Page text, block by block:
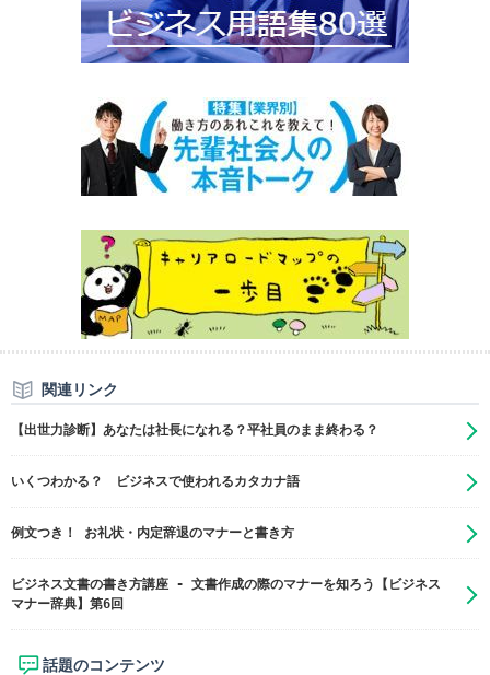
関連リンク
【出世力診断】あなたは社長になれる？平社員のまま終わる？
いくつわかる？ ビジネスで使われるカタカナ語
例文つき！ お礼状・内定辞退のマナーと書き方
ビジネス文書の書き方講座 - 文書作成の際のマナーを知ろう【ビジネス
マナー辞典】第6回
話題のコンテンツ